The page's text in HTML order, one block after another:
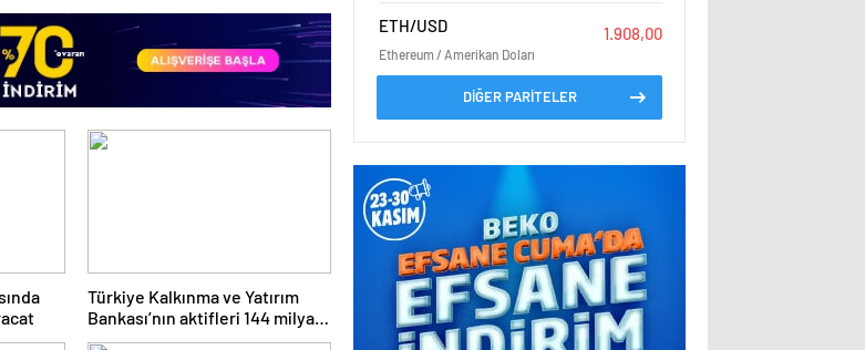
Türkiye Kalkınma ve Yatırım
Bankası’nın aktifleri 144 milyar
TL’ye ulaştı
ETH/USD
Ethereum / Amerikan Doları
1.908,00
DİĞER PARİTELER